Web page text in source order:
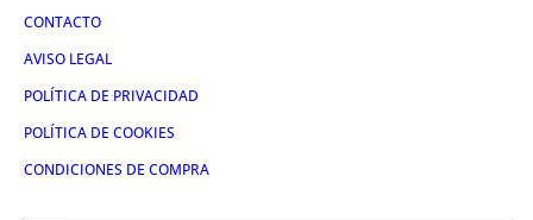
CONTACTO
AVISO LEGAL
POLÍTICA DE PRIVACIDAD
POLÍTICA DE COOKIES
CONDICIONES DE COMPRA